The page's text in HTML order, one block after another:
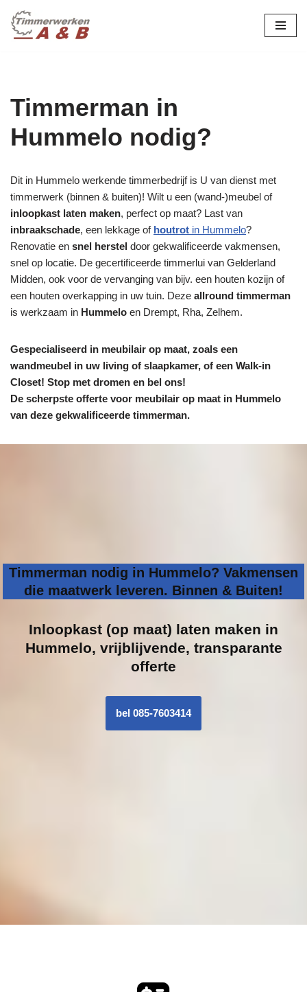
Ga
Timmerman in
Hummelo nodig?
Dit in Hummelo werkende timmerbedrijf is U van dienst met
timmerwerk (binnen & buiten)! Wilt u een (wand-)meubel of
inloopkast laten maken, perfect op maat? Last van
inbraakschade, een lekkage of houtrot in Hummelo?
Renovatie en snel herstel door gekwalificeerde vakmensen,
snel op locatie. De gecertificeerde timmerlui van Gelderland
Midden, ook voor de vervanging van bijv. een houten kozijn of
een houten overkapping in uw tuin. Deze allround timmerman
is werkzaam in Hummelo en Drempt, Rha, Zelhem.
Gespecialiseerd in meubilair op maat, zoals een
wandmeubel in uw living of slaapkamer, of een Walk-in
Closet! Stop met dromen en bel ons!
De scherpste offerte voor meubilair op maat in Hummelo
van deze gekwalificeerde timmerman.
Timmerman nodig in Hummelo? Vakmensen
die maatwerk leveren. Binnen & Buiten!
Inloopkast (op maat) laten maken in
Hummelo, vrijblijvende, transparante
offerte
bel 085-7603414